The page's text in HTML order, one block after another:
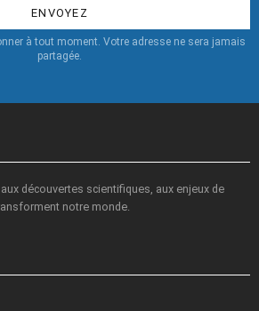
à tout moment. Votre adresse ne sera jamais
partagée.
découvertes scientifiques, aux enjeux de
notre monde.